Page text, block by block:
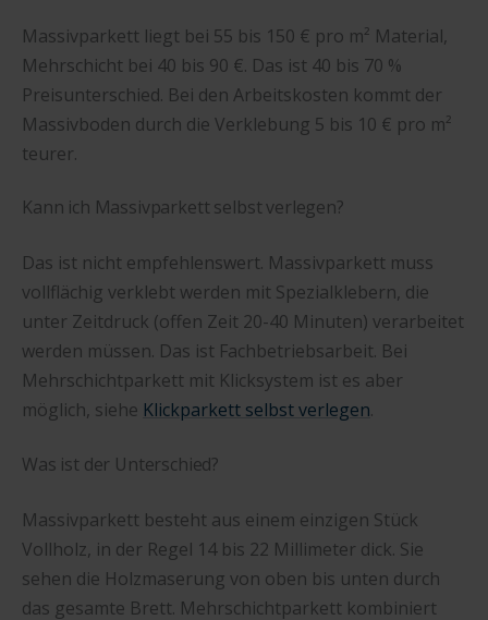
Massivparkett liegt bei 55 bis 150 € pro m² Material,
Mehrschicht bei 40 bis 90 €. Das ist 40 bis 70 %
Preisunterschied. Bei den Arbeitskosten kommt der
Massivboden durch die Verklebung 5 bis 10 € pro m²
teurer.
Kann ich Massivparkett selbst verlegen?
Das ist nicht empfehlenswert. Massivparkett muss
vollflächig verklebt werden mit Spezialklebern, die
unter Zeitdruck (offen Zeit 20-40 Minuten) verarbeitet
werden müssen. Das ist Fachbetriebsarbeit. Bei
Mehrschichtparkett mit Klicksystem ist es aber
möglich, siehe Klickparkett selbst verlegen.
Was ist der Unterschied?
Massivparkett besteht aus einem einzigen Stück
Vollholz, in der Regel 14 bis 22 Millimeter dick. Sie
sehen die Holzmaserung von oben bis unten durch
das gesamte Brett. Mehrschichtparkett kombiniert